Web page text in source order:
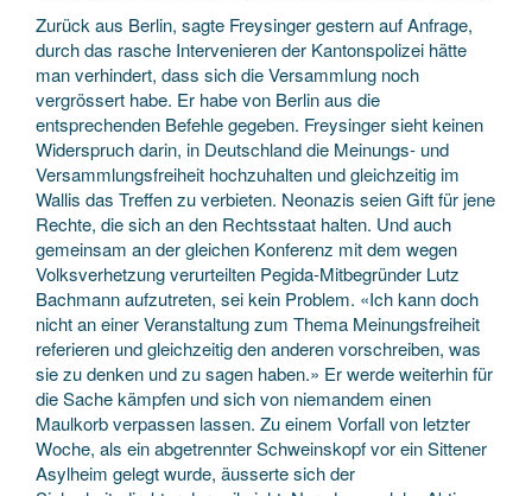
Zurück aus Berlin, sagte Freysinger gestern auf Anfrage,
durch das rasche Intervenieren der Kantonspolizei hätte
man verhindert, dass sich die Versammlung noch
vergrössert habe. Er habe von Berlin aus die
entsprechenden Befehle gegeben. Freysinger sieht keinen
Widerspruch darin, in Deutschland die Meinungs- und
Versammlungsfreiheit hochzuhalten und gleichzeitig im
Wallis das Treffen zu verbieten. Neonazis seien Gift für jene
Rechte, die sich an den Rechtsstaat halten. Und auch
gemeinsam an der gleichen Konferenz mit dem wegen
Volksverhetzung verurteilten Pegida-Mitbegründer Lutz
Bachmann aufzutreten, sei kein Problem. «Ich kann doch
nicht an einer Veranstaltung zum Thema Meinungsfreiheit
referieren und gleichzeitig den anderen vorschreiben, was
sie zu denken und zu sagen haben.» Er werde weiterhin für
die Sache kämpfen und sich von niemandem einen
Maulkorb verpassen lassen. Zu einem Vorfall von letzter
Woche, als ein abgetrennter Schweinskopf vor ein Sittener
Asylheim gelegt wurde, äusserte sich der